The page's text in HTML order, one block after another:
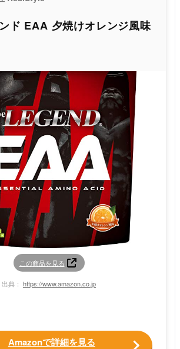
ド EAA 夕焼けオレンジ風味
この商品を見る
出典： https://www.amazon.co.jp
Amazonで詳細を見る